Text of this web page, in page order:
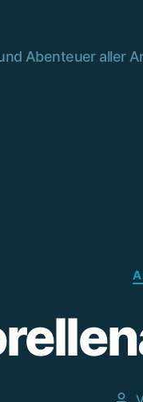
Abenteuer aller